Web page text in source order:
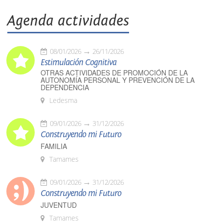
Agenda actividades
08/01/2026 26/11/2026
Estimulación Cognitiva
OTRAS ACTIVIDADES DE PROMOCIÓN DE LA
AUTONOMÍA PERSONAL Y PREVENCIÓN DE LA
DEPENDENCIA
Ledesma
09/01/2026 31/12/2026
Construyendo mi Futuro
FAMILIA
Tamames
09/01/2026 31/12/2026
Construyendo mi Futuro
JUVENTUD
Tamames